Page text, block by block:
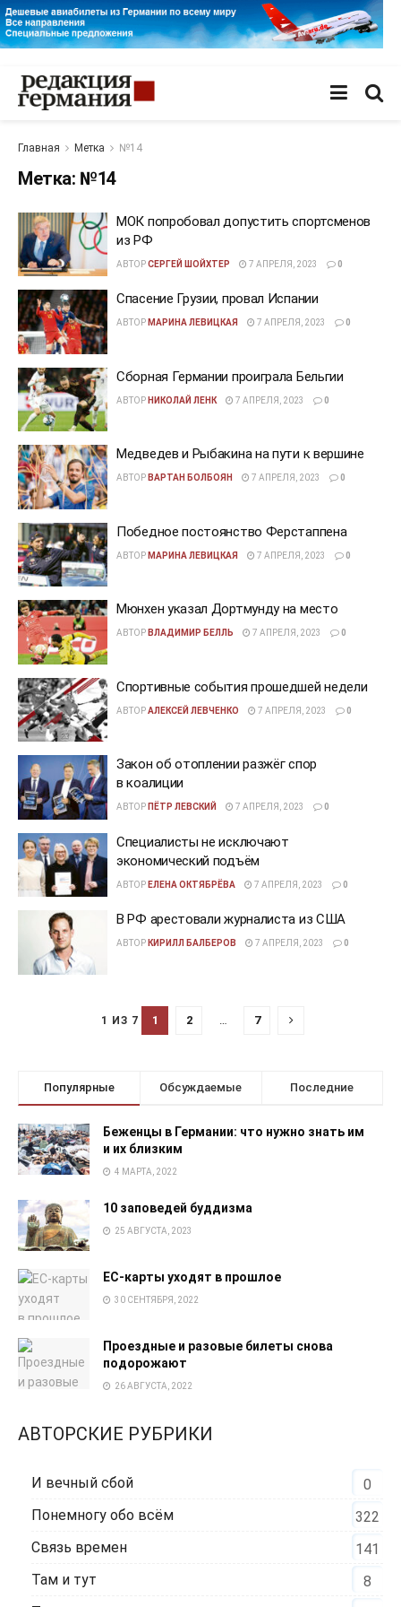
Главная Метка №14
Метка: №14
МОК попробовал допустить спортсменов
из РФ
АВТОРСЕРГЕЙ ШОЙХТЕР 7 АПРЕЛЯ, 2023 0
Спасение Грузии, провал Испании
АВТОР МАРИНА ЛЕВИЦКАЯ 7 АПРЕЛЯ, 2023 0
Сборная Германии проиграла Бельгии
АВТОР НИКОЛАЙ ЛЕНК 7 АПРЕЛЯ, 2023 0
Медведев и Рыбакина на пути к вершине
АВТОР ВАРТАН БОЛБОЯН 7 АПРЕЛЯ, 2023 0
Победное постоянство Ферстаппена
АВТОР МАРИНА ЛЕВИЦКАЯ 7 АПРЕЛЯ, 2023 0
Мюнхен указал Дортмунду на место
АВТОР ВЛАДИМИР БЕЛЛЬ 7 АПРЕЛЯ, 2023 0
Спортивные события прошедшей недели
АВТОРАЛЕКСЕЙ ЛЕВЧЕНКО 7 АПРЕЛЯ, 2023 0
Закон об отоплении разжёг спор
в коалиции
АВТОР ПЁТР ЛЕВСКИЙ 7 АПРЕЛЯ, 2023 0
Специалисты не исключают
экономический подъём
АВТОР ЕЛЕНА ОКТЯБРЁВА 7 АПРЕЛЯ, 2023 0
В РФ арестовали журналиста из США
АВТОР КИРИЛЛ БАЛБЕРОВ 7 АПРЕЛЯ, 2023 0
1 ИЗ 7 1 2 7
Популярные Обсуждаемые Последние
Беженцы в Германии: что нужно знать им
и их близким
4 МАРТА, 2022
10 заповедей буддизма
25 АВГУСТА, 2023
EC-карты уходят в прошлое
30 СЕНТЯБРЯ, 2022
Проездные и разовые билеты снова
подорожают
26 АВГУСТА, 2022
АВТОРСКИЕ РУБРИКИ
И вечный сбой
0
Понемногу обо всём
322
Связь времен
141
Там и тут
8